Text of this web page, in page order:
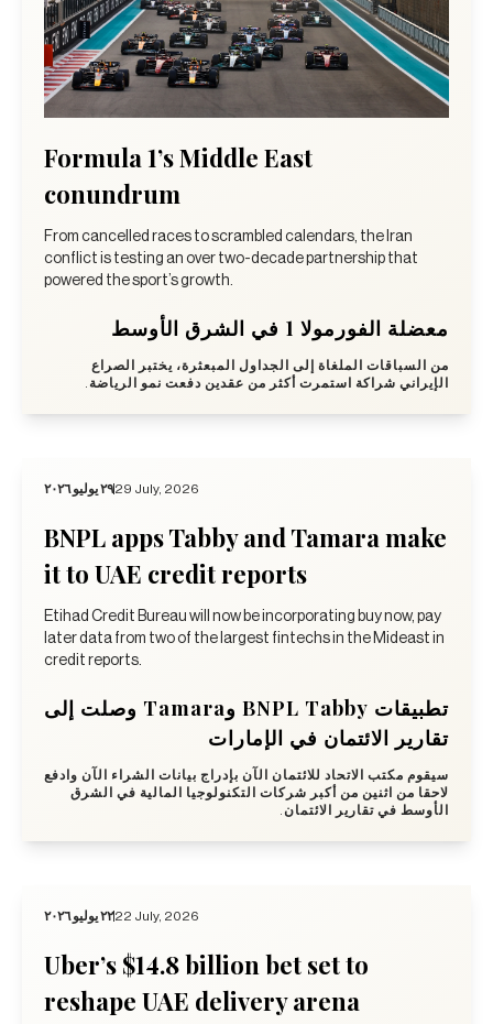
Formula 1’s Middle East
conundrum
From cancelled races to scrambled calendars, the Iran
conflict is testing an over two-decade partnership that
powered the sport’s growth.
معضلة الفورمولا 1 في الشرق الأوسط
من السباقات الملغاة إلى الجداول المبعثرة، يختبر الصراع
الإيراني شراكة استمرت أكثر من عقدين دفعت نمو الرياضة.
٢٩ يوليو ٢٠٢٦29 July, 2026
BNPL apps Tabby and Tamara make
it to UAE credit reports
Etihad Credit Bureau will now be incorporating buy now, pay
later data from two of the largest fintechs in the Mideast in
credit reports.
تطبيقات BNPL Tabby وTamara وصلت إلى
تقارير الائتمان في الإمارات
سيقوم مكتب الاتحاد للائتمان الآن بإدراج بيانات الشراء الآن وادفع
لاحقا من اثنين من أكبر شركات التكنولوجيا المالية في الشرق
الأوسط في تقارير الائتمان.
٢٢ يوليو ٢٠٢٦22 July, 2026
Uber’s $14.8 billion bet set to
reshape UAE delivery arena